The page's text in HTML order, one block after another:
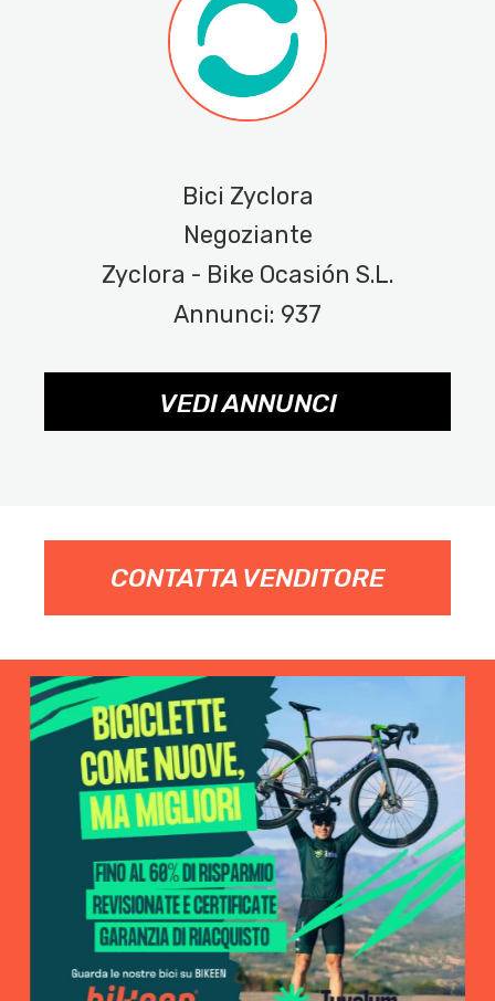
Bici Zyclora
Negoziante
Zyclora - Bike Ocasión S.L.
Annunci: 937
VEDI ANNUNCI
CONTATTA VENDITORE